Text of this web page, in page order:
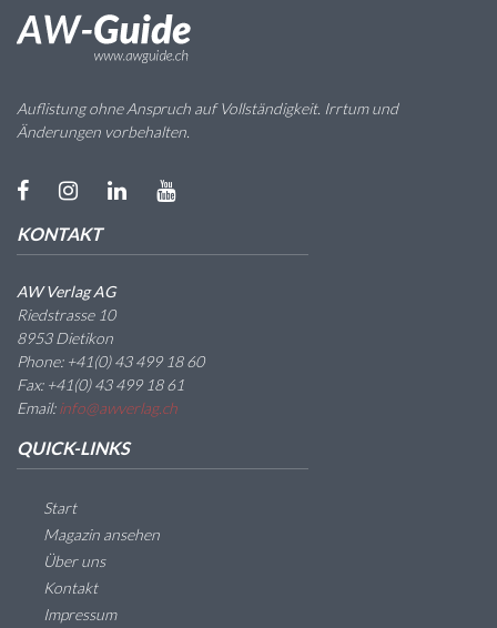
Auflistung ohne Anspruch auf Vollständigkeit. Irrtum und
Änderungen vorbehalten.
KONTAKT
AW Verlag AG
Riedstrasse 10
8953 Dietikon
Phone: +41(0) 43 499 18 60
Fax: +41(0) 43 499 18 61
Email:info@awverlag.ch
QUICK-LINKS
Start
Magazin ansehen
Über uns
Kontakt
Impressum